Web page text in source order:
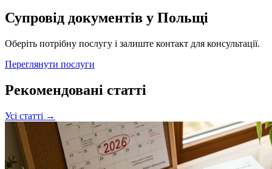
Супровід документів у Польщі
Оберіть потрібну послугу і залиште контакт для консультації.
Переглянути послуги
Рекомендовані статті
Усі статті →